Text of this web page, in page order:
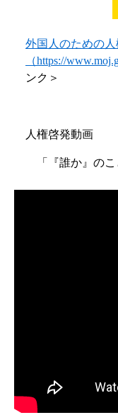
外国人のための人
（https://
ンク＞
人権啓発動画
「『誰か』の